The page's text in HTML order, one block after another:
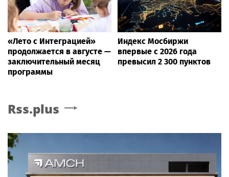
«Лето с Интеграцией»
продолжается в августе —
заключительный месяц
программы
Индекс Мосбиржи
впервые с 2026 года
превысил 2 300 пунктов
Rss.plus